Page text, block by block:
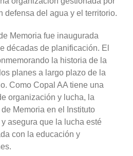
defensa del agua y el territorio.
Memoria fue inaugurada
décadas de planificación. El
la historia de la
planes a largo plazo de la
Como Copal AA tiene una
organización y lucha, la
Memoria en el Instituto
asegura que la lucha esté
con la educación y